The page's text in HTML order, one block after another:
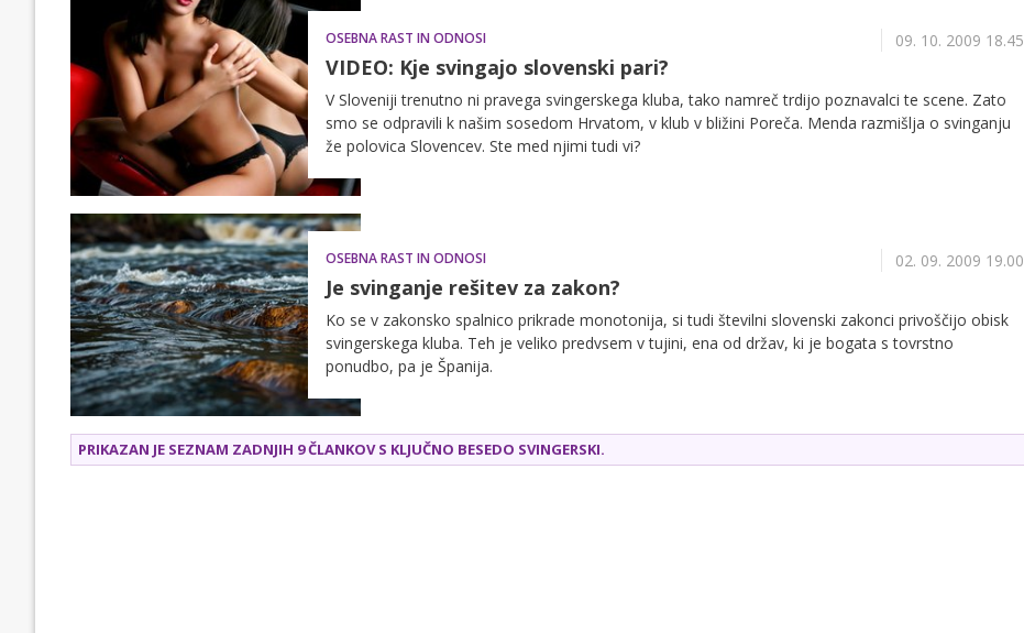
OSEBNA RAST IN ODNOSI 09. 10. 2009 18.45
VIDEO: Kje svingajo slovenski pari?
V Sloveniji trenutno ni pravega svingerskega kluba, tako namreč trdijo poznavalci te scene. Zato
smo se odpravili k našim sosedom Hrvatom, v klub v bližini Poreča. Menda razmišlja o svinganju
že polovica Slovencev. Ste med njimi tudi vi?
OSEBNA RAST IN ODNOSI 02. 09. 2009 19.00
Je svinganje rešitev za zakon?
Ko se v zakonsko spalnico prikrade monotonija, si tudi številni slovenski zakonci privoščijo obisk
svingerskega kluba. Teh je veliko predvsem v tujini, ena od držav, ki je bogata s tovrstno
ponudbo, pa je Španija.
PRIKAZAN JE SEZNAM ZADNJIH 9 ČLANKOV S KLJUČNO BESEDO SVINGERSKI.